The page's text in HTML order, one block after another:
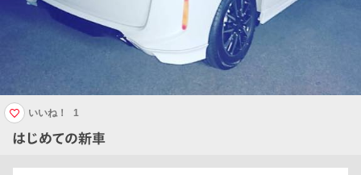
はじめての新車
いいね！ 1